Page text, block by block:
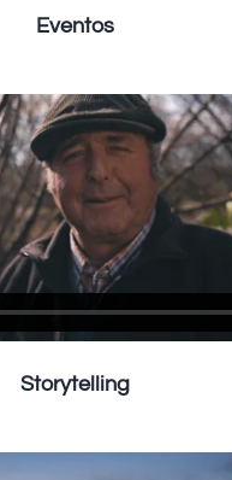
Eventos
Storytelling